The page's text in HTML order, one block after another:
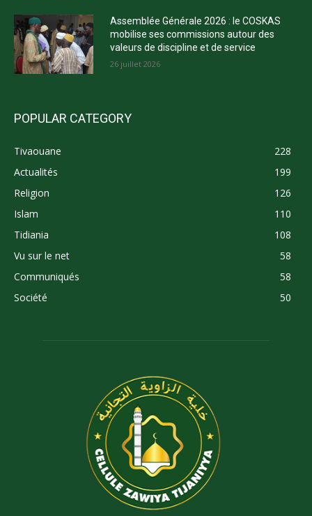
Assemblée Générale 2026 : le COSKAS
mobilise ses commissions autour des
valeurs de discipline et de service
26 juillet 2026
POPULAR CATEGORY
Tivaouane
228
Actualités
199
Religion
126
Islam
110
Tidiania
108
Vu sur le net
58
Communiqués
58
Société
50